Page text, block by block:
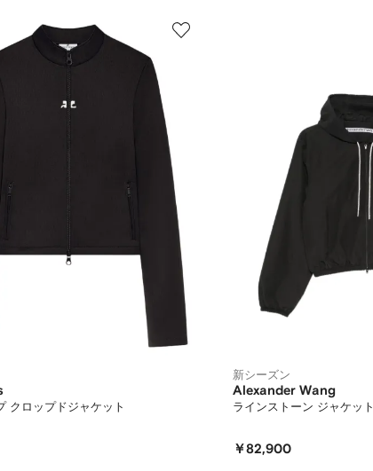
クロップドジャケット
新シーズン
Alexander Wang
ラインストーン ジャケット
￥82,900